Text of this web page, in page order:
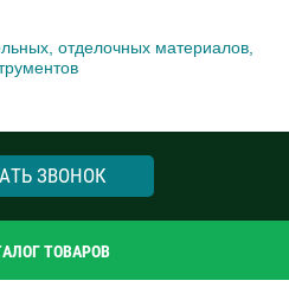
отделочных материалов,
ЗВОНОК
ТОВАРОВ